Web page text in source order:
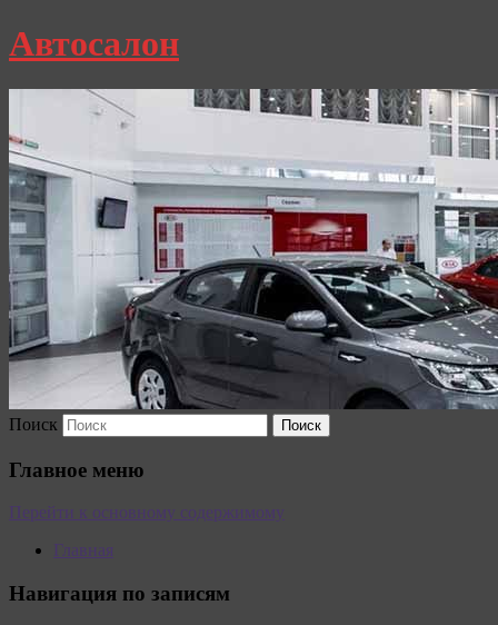
Автосалон
Поиск
Главное меню
Перейти к основному содержимому
Главная
Навигация по записям